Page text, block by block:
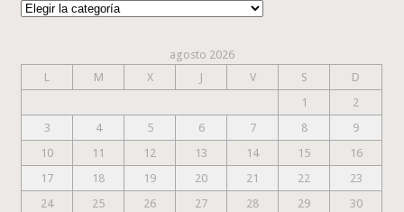
Categorías
agosto 2026
L
M X J V S
D
1
2
3
4 5 6 7 8
9
10
11 12 13 14 15
16
17
18 19 20 21 22
23
24
25 26 27 28 29
30